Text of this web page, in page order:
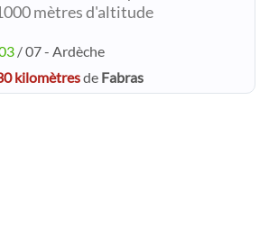
mètres d'altitude
/ 07 - Ardèche
kilomètresde Fabras